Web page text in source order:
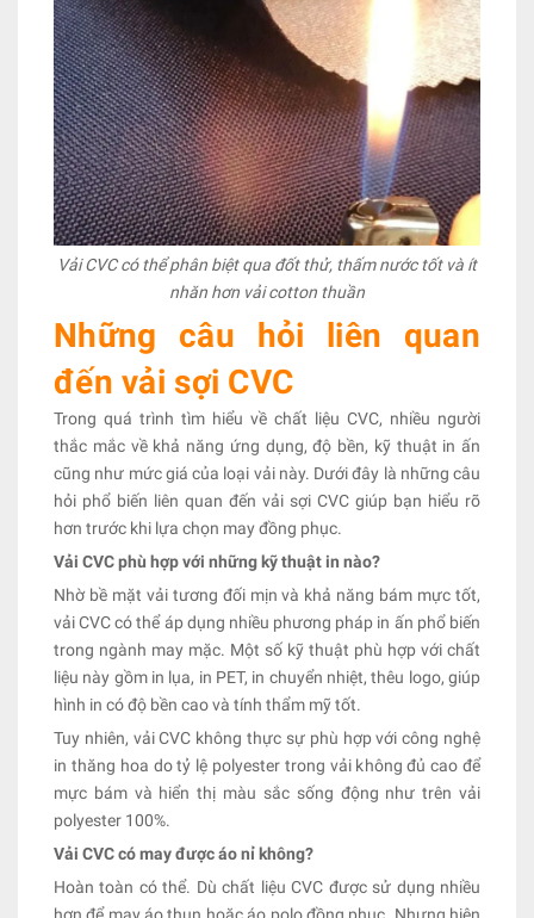
Vải CVC có thể phân biệt qua đốt thử, thấm nước tốt và ít
nhăn hơn vải cotton thuần
Những câu hỏi liên quan
đến vải sợi CVC
Trong quá trình tìm hiểu về chất liệu CVC, nhiều người
thắc mắc về khả năng ứng dụng, độ bền, kỹ thuật in ấn
cũng như mức giá của loại vải này. Dưới đây là những câu
hỏi phổ biến liên quan đến vải sợi CVC giúp bạn hiểu rõ
hơn trước khi lựa chọn may đồng phục.
Vải CVC phù hợp với những kỹ thuật in nào?
Nhờ bề mặt vải tương đối mịn và khả năng bám mực tốt,
vải CVC có thể áp dụng nhiều phương pháp in ấn phổ biến
trong ngành may mặc. Một số kỹ thuật phù hợp với chất
liệu này gồm in lụa, in PET, in chuyển nhiệt, thêu logo, giúp
hình in có độ bền cao và tính thẩm mỹ tốt.
Tuy nhiên, vải CVC không thực sự phù hợp với công nghệ
in thăng hoa do tỷ lệ polyester trong vải không đủ cao để
mực bám và hiển thị màu sắc sống động như trên vải
polyester 100%.
Vải CVC có may được áo nỉ không?
Hoàn toàn có thể. Dù chất liệu CVC được sử dụng nhiều